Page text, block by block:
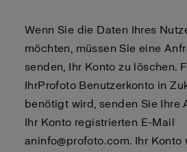
Wenn Sie die Daten Ihres
möchten, müssen Sie eine
senden, Ihr Konto zu löschen.
IhrProfoto Benutzerkonto in
benötigt wird, senden Sie Ihre
Ihr Konto registrierten E-Mail
aninfo@profoto.com. Ihr